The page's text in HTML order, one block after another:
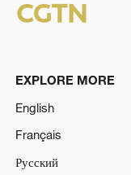
EXPLORE MORE
English
Français
Русский